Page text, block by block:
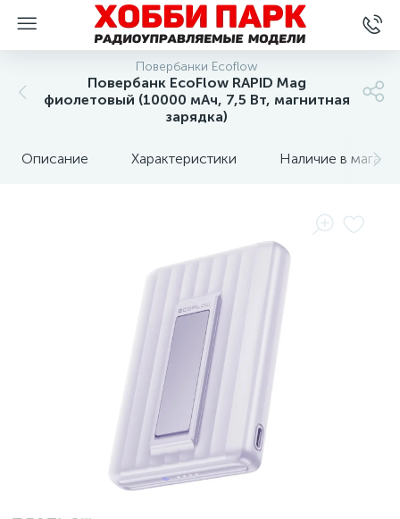
Повербанки Ecoflow
Повербанк EcoFlow RAPID Mag
фиолетовый (10000 мАч, 7,5 Вт, магнитная
зарядка)
Описание Характеристики Наличие в